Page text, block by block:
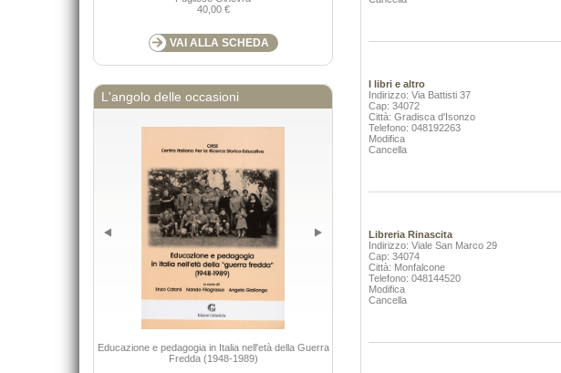
40,00 €
VAI ALLA SCHEDA VAI ALLA SCHEDA
L'angolo delle occasioni
Educazione e pedagogia in Italia nell'età della Guerra
Fredda (1948-1989)
Guide alla flora - I.Grado (GO), Magredi di Vivaro
I libri e altro
Indirizzo: Via Battisti 37
Cap: 34072
Città: Gradisca d'Isonzo
Telefono: 048192263
Modifica
Cancella
Libreria Rinascita
Indirizzo: Viale San Marco 29
Cap: 34074
Città: Monfalcone
Telefono: 048144520
Modifica
Cancella